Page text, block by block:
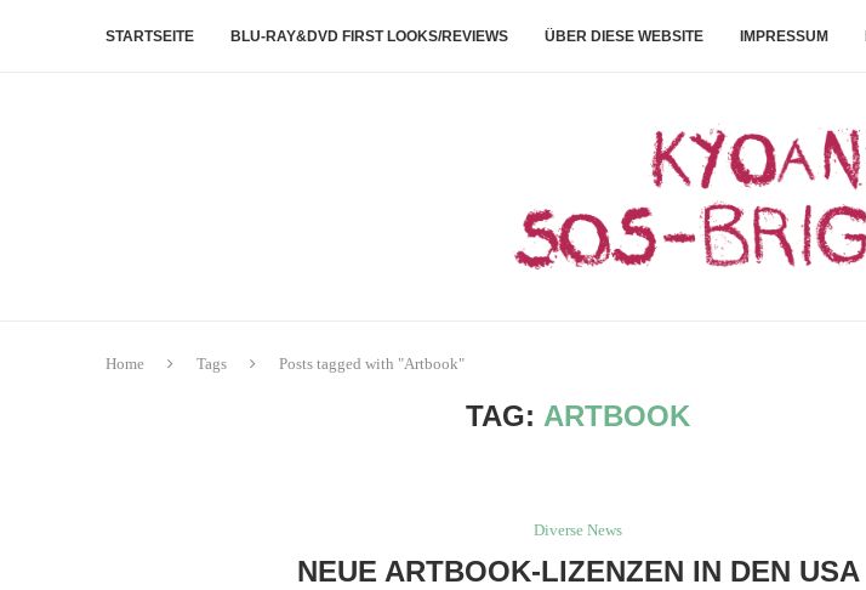
STARTSEITE BLU-RAY&DVD FIRST LOOKS/REVIEWS ÜBER DIESE WEBSITE IMPRESSUM
Home Tags Posts tagged with "Artbook"
TAG: ARTBOOK
Diverse News
NEUE ARTBOOK-LIZENZEN IN DEN USA